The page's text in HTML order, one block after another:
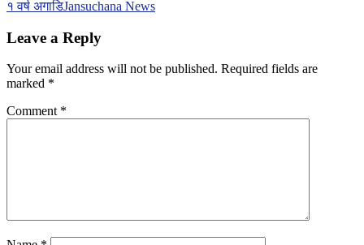
१ वर्ष अगाडिJansuchana News
Leave a Reply
Your email address will not be published. Required fields are
marked *
Comment *